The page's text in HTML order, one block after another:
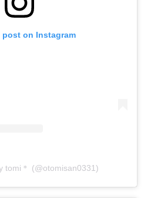
post on Instagram
tomi＊ (@otomisan0331)